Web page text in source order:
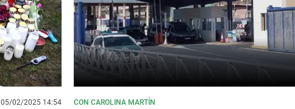
05/02/2025 14:54 CON CAROLINA MARTÍN